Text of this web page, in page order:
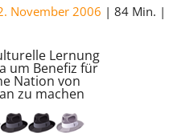
November 2006 84 Min.